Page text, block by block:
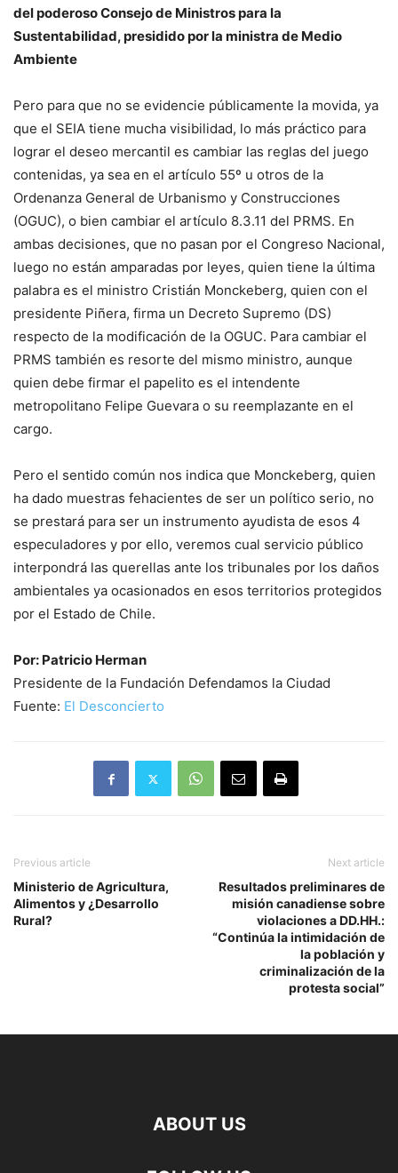
del poderoso Consejo de Ministros para la
Sustentabilidad, presidido por la ministra de Medio
Ambiente
Pero para que no se evidencie públicamente la movida, ya
que el SEIA tiene mucha visibilidad, lo más práctico para
lograr el deseo mercantil es cambiar las reglas del juego
contenidas, ya sea en el artículo 55º u otros de la
Ordenanza General de Urbanismo y Construcciones
(OGUC), o bien cambiar el artículo 8.3.11 del PRMS. En
ambas decisiones, que no pasan por el Congreso Nacional,
luego no están amparadas por leyes, quien tiene la última
palabra es el ministro Cristián Monckeberg, quien con el
presidente Piñera, firma un Decreto Supremo (DS)
respecto de la modificación de la OGUC. Para cambiar el
PRMS también es resorte del mismo ministro, aunque
quien debe firmar el papelito es el intendente
metropolitano Felipe Guevara o su reemplazante en el
cargo.
Pero el sentido común nos indica que Monckeberg, quien
ha dado muestras fehacientes de ser un político serio, no
se prestará para ser un instrumento ayudista de esos 4
especuladores y por ello, veremos cual servicio público
interpondrá las querellas ante los tribunales por los daños
ambientales ya ocasionados en esos territorios protegidos
por el Estado de Chile.
Por: Patricio Herman
Presidente de la Fundación Defendamos la Ciudad
Fuente: El Desconcierto
Previous article
Ministerio de Agricultura,
Alimentos y ¿Desarrollo
Rural?
Next article
Resultados preliminares de
misión canadiense sobre
violaciones a DD.HH.:
“Continúa la intimidación de
la población y
criminalización de la
protesta social”
ABOUT US